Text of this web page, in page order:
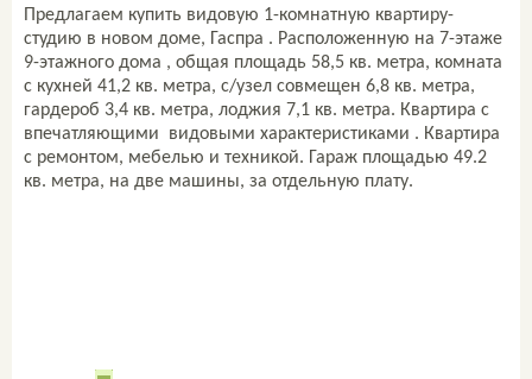
Предлагаем купить видовую 1-комнатную квартиру-
студию в новом доме, Гаспра . Расположенную на 7-этаже
9-этажного дома , общая площадь 58,5 кв. метра, комната
с кухней 41,2 кв. метра, с/узел совмещен 6,8 кв. метра,
гардероб 3,4 кв. метра, лоджия 7,1 кв. метра. Квартира с
впечатляющими видовыми характеристиками . Квартира
с ремонтом, мебелью и техникой. Гараж площадью 49.2
кв. метра, на две машины, за отдельную плату.